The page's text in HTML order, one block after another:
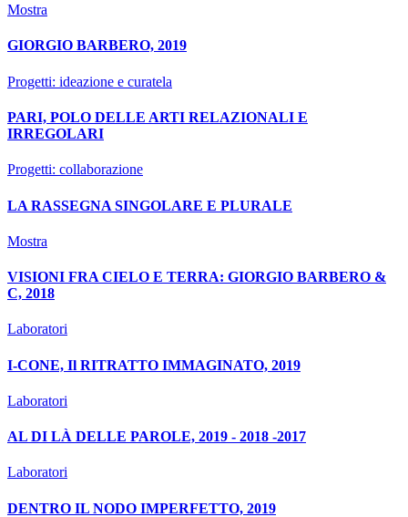
Mostra
GIORGIO BARBERO, 2019
Progetti: ideazione e curatela
PARI, POLO DELLE ARTI RELAZIONALI E
IRREGOLARI
Progetti: collaborazione
LA RASSEGNA SINGOLARE E PLURALE
Mostra
VISIONI FRA CIELO E TERRA: GIORGIO BARBERO &
C, 2018
Laboratori
I-CONE, Il RITRATTO IMMAGINATO, 2019
Laboratori
AL DI LÀ DELLE PAROLE, 2019 - 2018 -2017
Laboratori
DENTRO IL NODO IMPERFETTO, 2019